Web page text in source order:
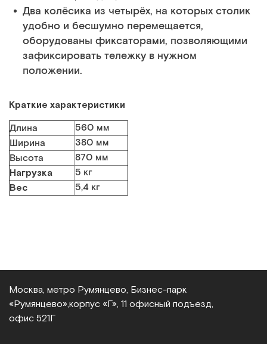
Два колёсика из четырёх, на которых столик
удобно и бесшумно перемещается,
оборудованы фиксаторами, позволяющими
зафиксировать тележку в нужном
положении.
Краткие характеристики
Длина
560 мм
Ширина
380 мм
Высота
870 мм
Нагрузка 5 кг
Вес 5,4 кг
Москва, метро Румянцево, Бизнес‑парк
«Румянцево», корпус «Г», 11 офисный подъезд,
офис 521Г